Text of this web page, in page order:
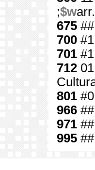
;$warr.
675 ##
700 #1
701 #1
712 01
801 #0
966 ##
971 ##
995 ##